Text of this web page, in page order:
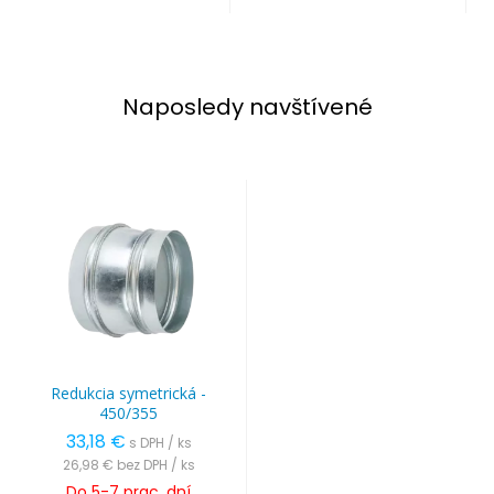
Naposledy navštívené
Redukcia symetrická -
450/355
33,18 € s DPH / ks
26,98 € bez DPH / ks